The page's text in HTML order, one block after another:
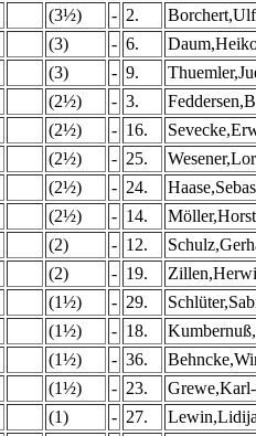
(3½) - 2.
Borchert,Ulf
(3) - 6.
(3) - 9.
(2½) - 3.
(2½) - 16.
(2½) - 25.
(2½) - 24.
(2½) - 14.
Möller,Horst
(2) - 12.
(2) - 19.
(1½) - 29.
(1½) - 18.
(1½) - 36.
(1½) - 23.
(1) - 27.